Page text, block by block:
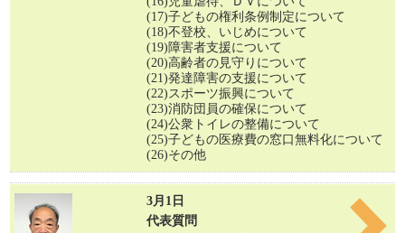
(17)子どもの権利条例制定について
(18)不登校、いじめについて
(19)障害者支援について
(20)高齢者の見守りについて
(21)発達障害の支援について
(22)スポーツ振興について
(23)消防団員の確保について
(24)公衆トイレの整備について
(25)子どもの医療費の窓口無料化について
(26)その他
3月1日
代表質問